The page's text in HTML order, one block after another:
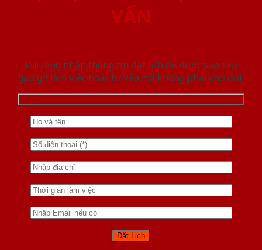
VẤN
Vui lòng nhập thông tin đặt lịch để được sắp xếp
gặp gỡ làm việc hoăc tư vấn mà không phải chờ đợi.